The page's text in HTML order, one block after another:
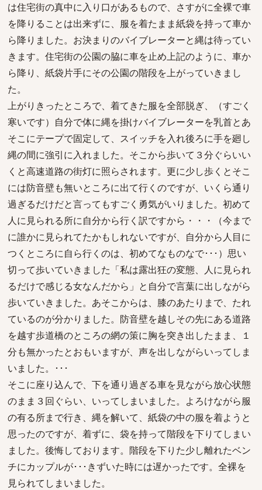
は住宅街の真中に入り口があるもので、さすがに全裸で車
を降りることは出来ずに、服を着たまま紙袋を持って車か
ら降りました。お決まりのバイブレーターと縄は待ってい
きます。住宅街の公園の脇に車を止め上記のように、車か
ら降り、紙袋片手にその公園の階段を上がっていきまし
た。
上がりきったところで、着てきた服を全部脱ぎ、（すごく
寒いです）自分で体に縄を掛けバイブレーターを乳首とあ
そこにテープで固定して、スイッチを入れ後ろに手を廻し
縄の間に強引に入れました。そこから歩いて３分ぐらいい
くと高速道路の街灯に照らされます。更に少し歩くとそこ
には防音壁も無いところに出て行くのですが、いくら通り
過ぎるだけだと言ってもすごく勇気がいりました。初めて
人に見られる所に自分から行く訳ですから・・・（今まで
に誰かに見られてたかもしれないですが、自分から人目に
つくところに自ら行くのは、初めてなものなで･･･）思い
切って歩いていきました「私は露出狂の変態、人に見られ
るだけで感じる女なんだから」と自分で言葉に出しながら
歩いていきました。あそこからは、膝のあたりまで、たれ
ているのが分かりました。防音壁を越しその先にある道路
を越す歩道橋のところの網の策に胸を突き出したまま、１
分も無かったとおもいますが、声を出しながらいってしま
いました。･･･
そこに座り込んで、下を通り過ぎる車を見ながら放心状態
のまま３回ぐらい、いってしまいました。よろけながら服
の有る所まで行き、縄を解いて、紙袋の中の服を着ようと
思ったのですが、着ずに、袋を持って階段を下りてしまい
ました。後悔しております。階段を下りた少し離れたベン
チにカップルが･･･きずいた時には遅かったです。全裸を
見られてしまいました。